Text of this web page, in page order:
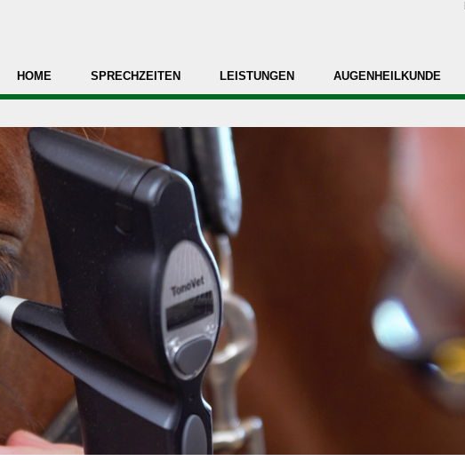
HOME SPRECHZEITEN LEISTUNGEN AUGENHEILKUNDE